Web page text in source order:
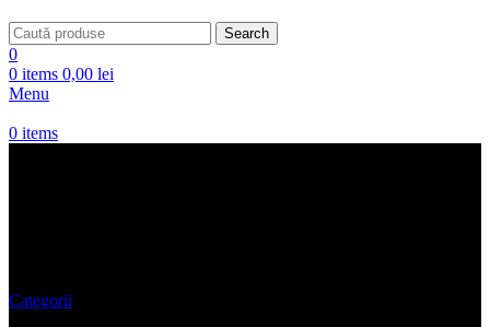
Search
0
0 items 0,00 lei
Menu
0 items
Categorii